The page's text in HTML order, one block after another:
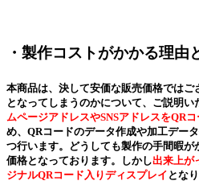
・製作コストがかかる理由
本商品は、決して安価な販売価格では
となってしまうのかについて、ご説明い
ムページアドレスやSNSアドレスをQR
め、QRコードのデータ作成や加工デー
つ行います。どうしても製作の手間暇
価格となっております。しかし出来上が
ジナルQRコード入りディスプレイ とな